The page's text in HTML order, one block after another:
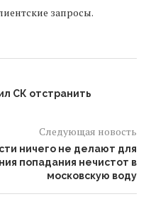
запросы.
СК отстранить
Следующая новость
ничего не делают для
попадания нечистот в
московскую воду